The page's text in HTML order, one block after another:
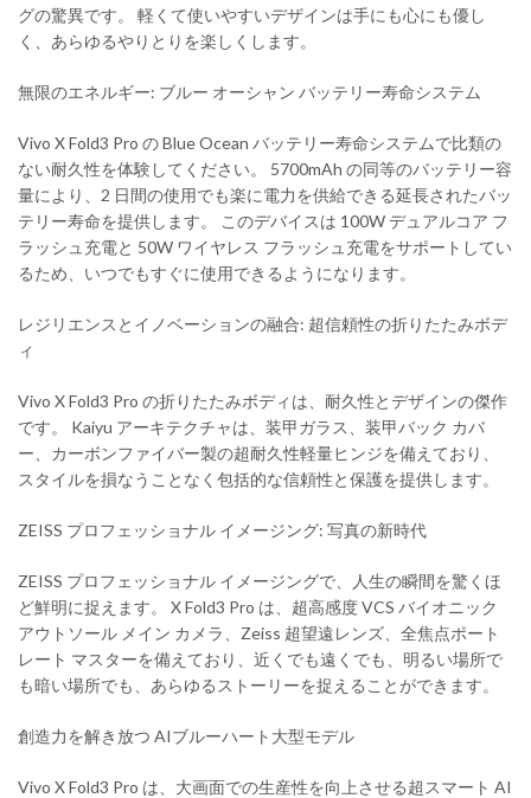
グの驚異です。 軽くて使いやすいデザインは手にも心にも優し
く、あらゆるやりとりを楽しくします。
無限のエネルギー: ブルー オーシャン バッテリー寿命システム
Vivo X Fold3 Pro の Blue Ocean バッテリー寿命システムで比類の
ない耐久性を体験してください。 5700mAh の同等のバッテリー容
量により、2 日間の使用でも楽に電力を供給できる延長されたバッ
テリー寿命を提供します。 このデバイスは 100W デュアルコア フ
ラッシュ充電と 50W ワイヤレス フラッシュ充電をサポートしてい
るため、いつでもすぐに使用できるようになります。
レジリエンスとイノベーションの融合: 超信頼性の折りたたみボデ
ィ
Vivo X Fold3 Pro の折りたたみボディは、耐久性とデザインの傑作
です。 Kaiyu アーキテクチャは、装甲ガラス、装甲バック カバ
ー、カーボンファイバー製の超耐久性軽量ヒンジを備えており、
スタイルを損なうことなく包括的な信頼性と保護を提供します。
ZEISS プロフェッショナル イメージング: 写真の新時代
ZEISS プロフェッショナル イメージングで、人生の瞬間を驚くほ
ど鮮明に捉えます。 X Fold3 Pro は、超高感度 VCS バイオニック
アウトソール メイン カメラ、Zeiss 超望遠レンズ、全焦点ポート
レート マスターを備えており、近くでも遠くでも、明るい場所で
も暗い場所でも、あらゆるストーリーを捉えることができます。
創造力を解き放つ AIブルーハート大型モデル
Vivo X Fold3 Pro は、大画面での生産性を向上させる超スマート AI